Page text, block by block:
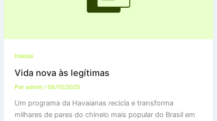
Itaúsa
Vida nova às legítimas
Por admin /08/10/2025
Um programa da Havaianas recicla e transforma
milhares de pares do chinelo mais popular do Brasil em